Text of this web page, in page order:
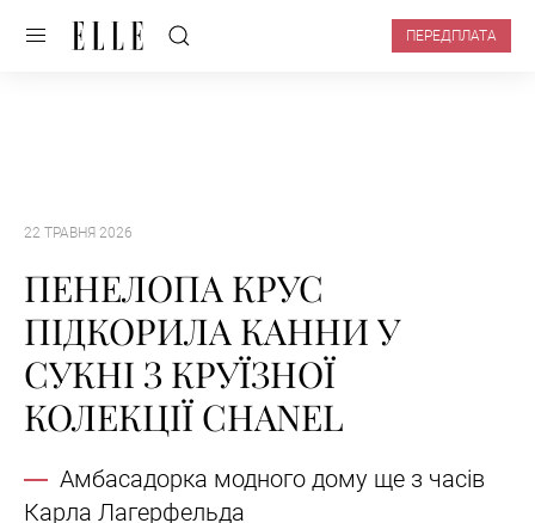
ПЕРЕДПЛАТА
22 ТРАВНЯ 2026
ПЕНЕЛОПА КРУС
ПІДКОРИЛА КАННИ У
СУКНІ З КРУЇЗНОЇ
КОЛЕКЦІЇ CHANEL
Амбасадорка модного дому ще з часів
Карла Лагерфельда